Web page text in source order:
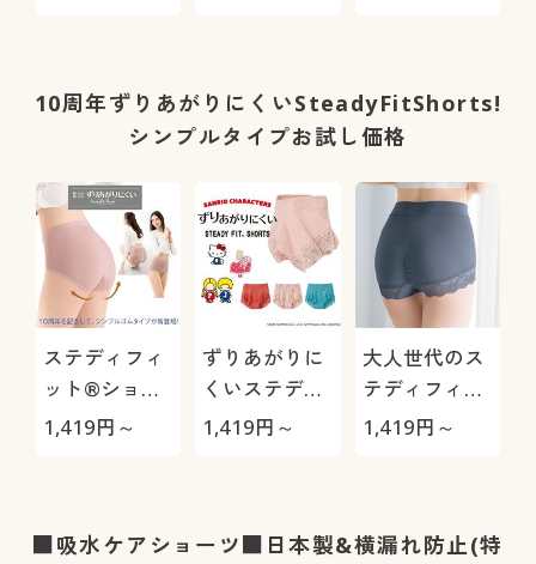
3/4モールド
カップ)(サー
ラ)
かゴム)(はき
こみ丈深め)
10周年ずりあがりにくいSteadyFitShorts!
シンプルタイプお試し価格
ステディフィ
ット®ショー
ツ(はきこみ丈
1,419円～
ずりあがりに
くいステディ
フィット®シ
め)
1,419円～
大人世代のス
テディフィッ
ト®ショーツ
1,419円～
■吸水ケアショーツ■日本製&横漏れ防止(特